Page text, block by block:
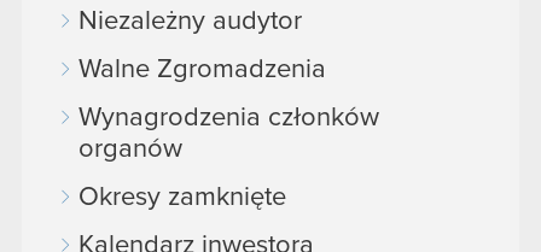
Niezależny audytor
Walne Zgromadzenia
Wynagrodzenia członków
organów
Okresy zamknięte
Kalendarz inwestora